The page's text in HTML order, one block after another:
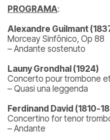
PROGRAMA:
Alexandre Guilmant
Morceay Sinfônico, Op 88
– Andante sostenuto
Launy Grondhal (1924)
Concerto pour trombone
– Quasi una leggenda
Ferdinand David (1810-
Concertino for tenor
– Andante